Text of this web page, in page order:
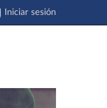
Iniciar sesión